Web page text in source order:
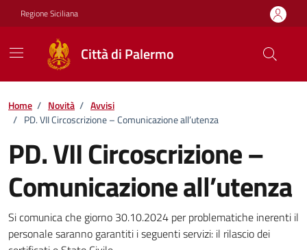
Vai ai contenuti
Vai al footer
Regione Siciliana
Città di Palermo
Home / Novità / Avvisi
/ PD. VII Circoscrizione – Comunicazione all’utenza
PD. VII Circoscrizione –
Comunicazione all’utenza
Dettagli della notizia
Si comunica che giorno 30.10.2024 per problematiche inerenti il
personale saranno garantiti i seguenti servizi: il rilascio dei